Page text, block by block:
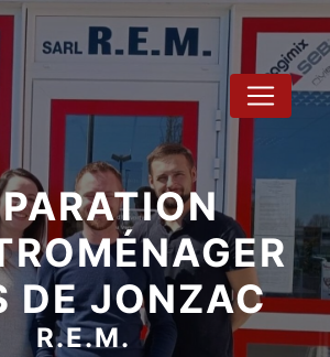
DE JONZAC
R.E.M.
cookies